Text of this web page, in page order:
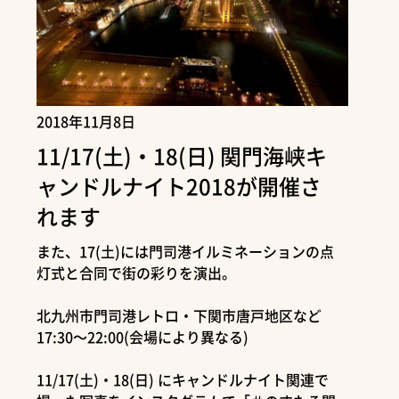
2018年11月8日
11/17(土)・18(日) 関門海峡キ
ャンドルナイト2018が開催さ
れます
また、17(土)には門司港イルミネーションの点
灯式と合同で街の彩りを演出。
北九州市門司港レトロ・下関市唐戸地区など
17:30～22:00(会場により異なる)
11/17(土)・18(日) にキャンドルナイト関連で